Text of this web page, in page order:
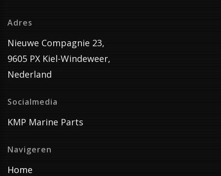
Adres
Nieuwe Compagnie 23,
9605 PX Kiel-Windeweer,
Nederland
Socialmedia
KMP Marine Parts
Navigeren
Home